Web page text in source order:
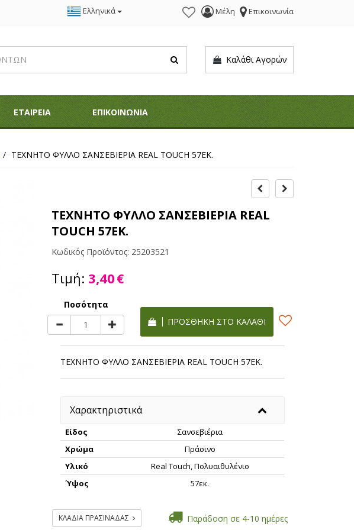
Ελληνικά Μέλη Επικοινωνία
Καλάθι Αγορών
ΕΤΑΙΡΕΙΑ ΕΠΙΚΟΙΝΩΝΙΑ
ΤΕΧΝΗΤΟ ΦΥΛΛΟ ΣΑΝΣΕΒΙΕΡΙΑ REAL TOUCH 57ΕΚ.
ΤΕΧΝΗΤΟ ΦΥΛΛΟ ΣΑΝΣΕΒΙΕΡΙΑ REAL
TOUCH 57ΕΚ.
Κωδικός Προϊόντος: 25203521
Τιμή: 3,40€
Ποσότητα
ΠΡΟΣΘΉΚΗ ΣΤΟ ΚΑΛΆΘΙ
ΤΕΧΝΗΤΟ ΦΥΛΛΟ ΣΑΝΣΕΒΙΕΡΙΑ REAL TOUCH 57ΕΚ.
Χαρακτηριστικά
Είδος
Σανσεβιέρια
Χρώμα
Πράσινο
Υλικό
Real Touch, Πολυαιθυλένιο
Ύψος
57εκ.
ΚΛΑΔΙΑ ΠΡΑΣΙΝΑΔΑΣ Παράδοση σε 4-10 ημέρες